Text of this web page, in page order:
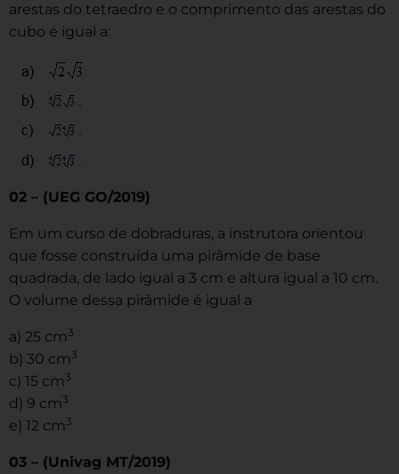
arestas do tetraedro e o comprimento das arestas do
cubo é igual a:
02 – (UEG GO/2019)
Em um curso de dobraduras, a instrutora orientou
que fosse construída uma pirâmide de base
quadrada, de lado igual a 3 cm e altura igual a 10 cm.
O volume dessa pirâmide é igual a
a) 25 cm3
b) 30 cm3
c) 15 cm3
d) 9 cm3
e) 12 cm3
03 – (Univag MT/2019)